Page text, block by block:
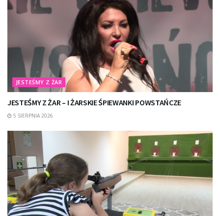
JESTEŚMY Z ŻAR
JESTEŚMY Z ŻAR – I ŻARSKIE ŚPIEWANKI POWSTAŃCZE
5 SIERPNIA 2026